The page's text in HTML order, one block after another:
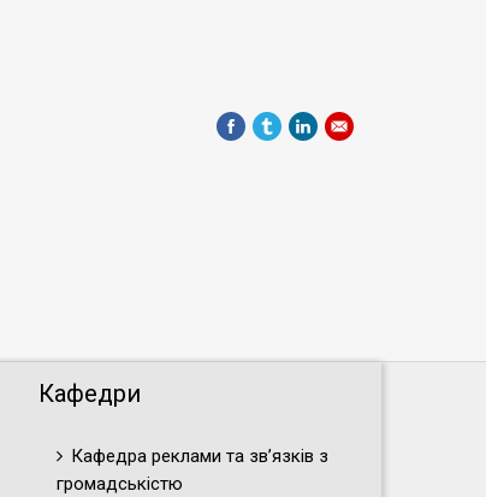
Кафедри
Кафедра реклами та зв’язків з
громадськістю